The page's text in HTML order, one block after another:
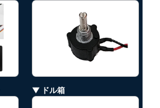
▼ ドル箱